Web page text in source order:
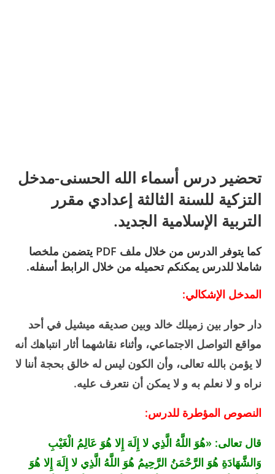
تحضير درس أسماء الله الحسنى-مدخل
التزكية للسنة الثالثة إعدادي مقرر
التربية الإسلامية الجديد.
كما يتوفر الدرس من خلال ملف PDF يتضمن ملخصا
شاملا للدرس يمكنكم تحميله من خلال الرابط أسفله.
المدخل الإشكالي:
دار حوار بين زميلك خالد وبين صديقه ميشيل في أحد
مواقع التواصل الاجتماعي، وأثناء نقاشهما أثار انتباهك أنه
لا يؤمن بالله تعالى، وأن الكون ليس له خالق بحجة أننا لا
نراه و لا نعلم به و لا يمكن أن نتعرف عليه.
النصوص المؤطرة للدرس:
قال تعالى: «هُوَ اللَّهُ الَّذِي لا إِلَهَ إِلا هُوَ عَالِمُ الْغَيْبِ
وَالشَّهَادَةِ هُوَ الرَّحْمَنُ الرَّحِيمُ هُوَ اللَّهُ الَّذِي لا إِلَهَ إِلا هُوَ